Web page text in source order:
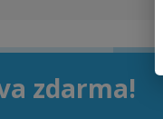
zdarma!